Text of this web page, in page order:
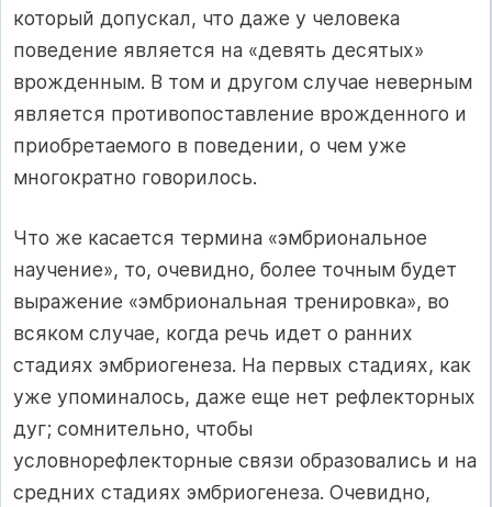
который допускал, что даже у человека
поведение является на «девять десятых»
врожденным. В том и другом случае неверным
является противопоставление врожденного и
приобретаемого в поведении, о чем уже
многократно говорилось.
Что же касается термина «эмбриональное
научение», то, очевидно, более точным будет
выражение «эмбриональная тренировка», во
всяком случае, когда речь идет о ранних
стадиях эмбриогенеза. На первых стадиях, как
уже упоминалось, даже еще нет рефлекторных
дуг; сомнительно, чтобы
условнорефлекторные связи образовались и на
средних стадиях эмбриогенеза. Очевидно,